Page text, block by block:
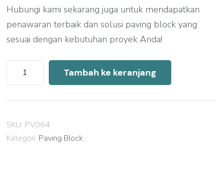
Hubungi kami sekarang juga untuk mendapatkan
penawaran terbaik dan solusi paving block yang
sesuai dengan kebutuhan proyek Anda!
Kuantitas
Harga
Yogyakarta
Per
Tambah ke keranjang
SKU: PV064
Kategori: Paving Block